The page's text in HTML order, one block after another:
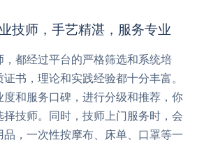
技师，手艺精湛，服务专业
都经过平台的严格筛选和系统培
书，理论和实践经验都十分丰富。
和服务口碑，进行分级和推荐，你
技师。同时，技师上门服务时，会
，一次性按摩布、床单、口罩等一